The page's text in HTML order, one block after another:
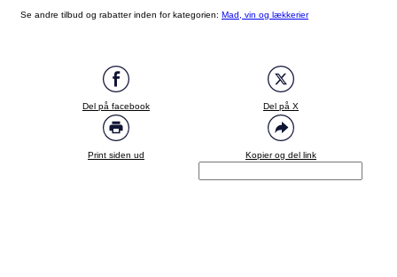
Se andre tilbud og rabatter inden for kategorien: Mad, vin og lækkerier
Del på facebook Del på X
Print siden ud Kopier og del link